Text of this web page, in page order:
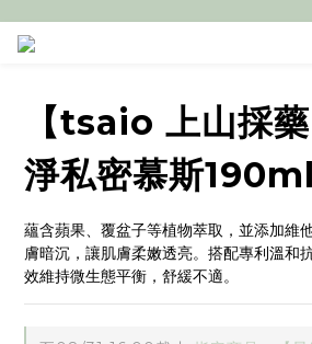
【tsaio 上山採
淨私密慕斯190ml
蘊含蘋果、覆盆子等植物萃取，並添加維
膚暗沉，讓肌膚柔嫩透亮。搭配專利溫和
效維持微生態平衡，舒緩不適。